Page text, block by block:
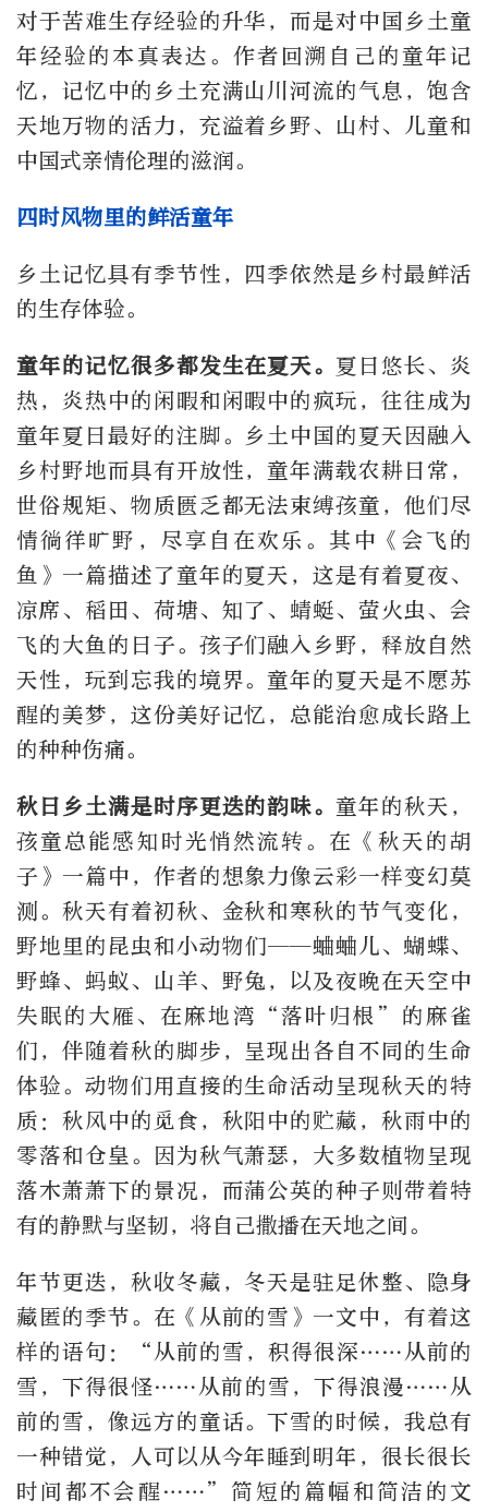
对于苦难生存经验的升华，而是对中国乡土童
年经验的本真表达。作者回溯自己的童年记
忆，记忆中的乡土充满山川河流的气息，饱含
天地万物的活力，充溢着乡野、山村、儿童和
中国式亲情伦理的滋润。
四时风物里的鲜活童年
乡土记忆具有季节性，四季依然是乡村最鲜活
的生存体验。
童年的记忆很多都发生在夏天。 夏日悠长、炎
热，炎热中的闲暇和闲暇中的疯玩，往往成为
童年夏日最好的注脚。乡土中国的夏天因融入
乡村野地而具有开放性，童年满载农耕日常，
世俗规矩、物质匮乏都无法束缚孩童，他们尽
情徜徉旷野，尽享自在欢乐。其中《会飞的
鱼》一篇描述了童年的夏天，这是有着夏夜、
凉席、稻田、荷塘、知了、蜻蜓、萤火虫、会
飞的大鱼的日子。孩子们融入乡野，释放自然
天性，玩到忘我的境界。童年的夏天是不愿苏
醒的美梦，这份美好记忆，总能治愈成长路上
的种种伤痛。
秋日乡土满是时序更迭的韵味。童年的秋天，
孩童总能感知时光悄然流转。在《秋天的胡
子》一篇中，作者的想象力像云彩一样变幻莫
测。秋天有着初秋、金秋和寒秋的节气变化，
野地里的昆虫和小动物们——蛐蛐儿、蝴蝶、
野蜂、蚂蚁、山羊、野兔，以及夜晚在天空中
失眠的大雁、在麻地湾“落叶归根”的麻雀
们，伴随着秋的脚步，呈现出各自不同的生命
体验。动物们用直接的生命活动呈现秋天的特
质：秋风中的觅食，秋阳中的贮藏，秋雨中的
零落和仓皇。因为秋气萧瑟，大多数植物呈现
落木萧萧下的景况，而蒲公英的种子则带着特
有的静默与坚韧，将自己撒播在天地之间。
年节更迭，秋收冬藏，冬天是驻足休整、隐身
藏匿的季节。在《从前的雪》一文中，有着这
样的语句：“从前的雪，积得很深……从前的
雪，下得很怪……从前的雪，下得浪漫……从
前的雪，像远方的童话。下雪的时候，我总有
一种错觉，人可以从今年睡到明年，很长很长
时间都不会醒……”简短的篇幅和简洁的文